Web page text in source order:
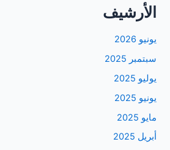
الأرشيف
يونيو 2026
سبتمبر 2025
يوليو 2025
يونيو 2025
مايو 2025
أبريل 2025